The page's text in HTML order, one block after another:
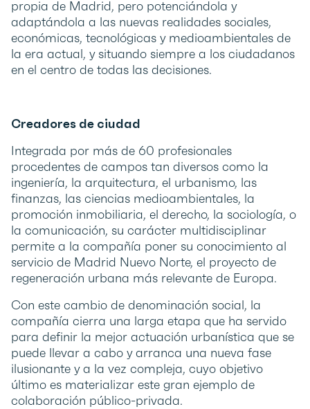
propia de Madrid, pero potenciándola y
adaptándola a las nuevas realidades sociales,
económicas, tecnológicas y medioambientales de
la era actual, y situando siempre a los ciudadanos
en el centro de todas las decisiones.
Creadores de ciudad
Integrada por más de 60 profesionales
procedentes de campos tan diversos como la
ingeniería, la arquitectura, el urbanismo, las
finanzas, las ciencias medioambientales, la
promoción inmobiliaria, el derecho, la sociología, o
la comunicación, su carácter multidisciplinar
permite a la compañía poner su conocimiento al
servicio de Madrid Nuevo Norte, el proyecto de
regeneración urbana más relevante de Europa.
Con este cambio de denominación social, la
compañía cierra una larga etapa que ha servido
para definir la mejor actuación urbanística que se
puede llevar a cabo y arranca una nueva fase
ilusionante y a la vez compleja, cuyo objetivo
último es materializar este gran ejemplo de
colaboración público-privada.